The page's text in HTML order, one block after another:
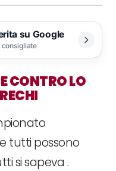
su Google
CONTRO LO
tutti possono
si sapeva .